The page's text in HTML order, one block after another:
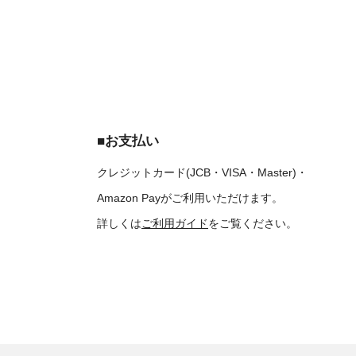
■お支払い
クレジットカード(JCB・VISA・Master)・
Amazon Payがご利用いただけます。
詳しくはご利用ガイドをご覧ください。